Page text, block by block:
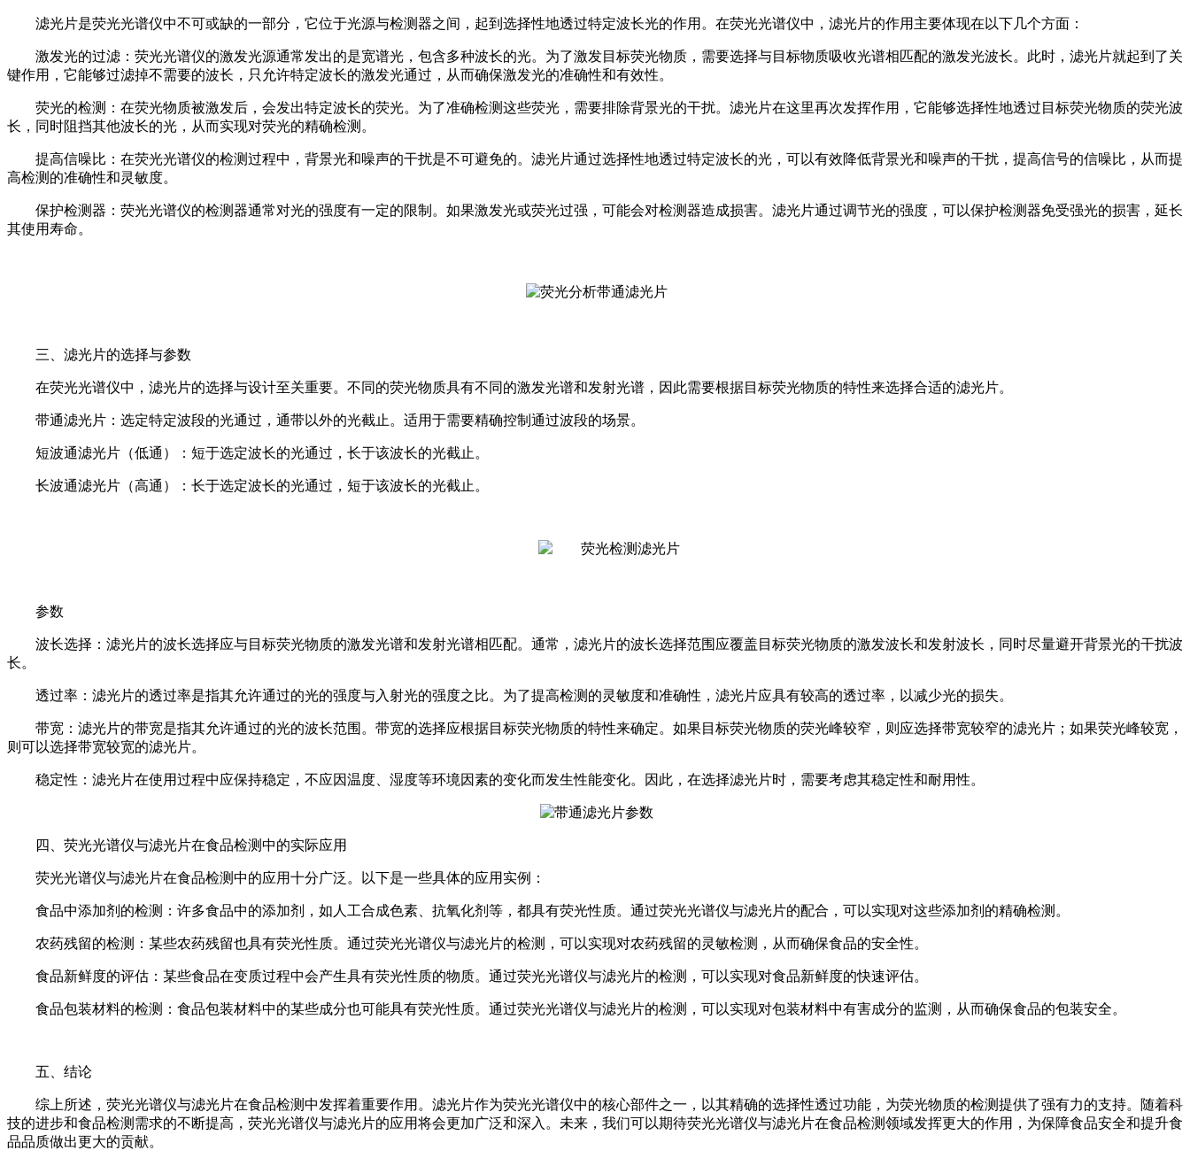
滤光片是荧光光谱仪中不可或缺的一部分，它位于光源与检测器之间，起到选择性地透过特定波长光的作用。在荧光光谱仪中，滤光片的作用主要体现在以下几个方面：
激发光的过滤：荧光光谱仪的激发光源通常发出的是宽谱光，包含多种波长的光。为了激发目标荧光物质，需要选择与目标物质吸收光谱相匹配的激发光波长。此时，滤光片就起到了关
键作用，它能够过滤掉不需要的波长，只允许特定波长的激发光通过，从而确保激发光的准确性和有效性。
荧光的检测：在荧光物质被激发后，会发出特定波长的荧光。为了准确检测这些荧光，需要排除背景光的干扰。滤光片在这里再次发挥作用，它能够选择性地透过目标荧光物质的荧光波
长，同时阻挡其他波长的光，从而实现对荧光的精确检测。
提高信噪比：在荧光光谱仪的检测过程中，背景光和噪声的干扰是不可避免的。滤光片通过选择性地透过特定波长的光，可以有效降低背景光和噪声的干扰，提高信号的信噪比，从而提
高检测的准确性和灵敏度。
保护检测器：荧光光谱仪的检测器通常对光的强度有一定的限制。如果激发光或荧光过强，可能会对检测器造成损害。滤光片通过调节光的强度，可以保护检测器免受强光的损害，延长
其使用寿命。
三、滤光片的选择与参数
在荧光光谱仪中，滤光片的选择与设计至关重要。不同的荧光物质具有不同的激发光谱和发射光谱，因此需要根据目标荧光物质的特性来选择合适的滤光片。
带通滤光片：选定特定波段的光通过，通带以外的光截止。适用于需要精确控制通过波段的场景。
短波通滤光片（低通）：短于选定波长的光通过，长于该波长的光截止。
长波通滤光片（高通）：长于选定波长的光通过，短于该波长的光截止。
参数
波长选择：滤光片的波长选择应与目标荧光物质的激发光谱和发射光谱相匹配。通常，滤光片的波长选择范围应覆盖目标荧光物质的激发波长和发射波长，同时尽量避开背景光的干扰波
长。
透过率：滤光片的透过率是指其允许通过的光的强度与入射光的强度之比。为了提高检测的灵敏度和准确性，滤光片应具有较高的透过率，以减少光的损失。
带宽：滤光片的带宽是指其允许通过的光的波长范围。带宽的选择应根据目标荧光物质的特性来确定。如果目标荧光物质的荧光峰较窄，则应选择带宽较窄的滤光片；如果荧光峰较宽，
则可以选择带宽较宽的滤光片。
稳定性：滤光片在使用过程中应保持稳定，不应因温度、湿度等环境因素的变化而发生性能变化。因此，在选择滤光片时，需要考虑其稳定性和耐用性。
四、荧光光谱仪与滤光片在食品检测中的实际应用
荧光光谱仪与滤光片在食品检测中的应用十分广泛。以下是一些具体的应用实例：
食品中添加剂的检测：许多食品中的添加剂，如人工合成色素、抗氧化剂等，都具有荧光性质。通过荧光光谱仪与滤光片的配合，可以实现对这些添加剂的精确检测。
农药残留的检测：某些农药残留也具有荧光性质。通过荧光光谱仪与滤光片的检测，可以实现对农药残留的灵敏检测，从而确保食品的安全性。
食品新鲜度的评估：某些食品在变质过程中会产生具有荧光性质的物质。通过荧光光谱仪与滤光片的检测，可以实现对食品新鲜度的快速评估。
食品包装材料的检测：食品包装材料中的某些成分也可能具有荧光性质。通过荧光光谱仪与滤光片的检测，可以实现对包装材料中有害成分的监测，从而确保食品的包装安全。
五、结论
综上所述，荧光光谱仪与滤光片在食品检测中发挥着重要作用。滤光片作为荧光光谱仪中的核心部件之一，以其精确的选择性透过功能，为荧光物质的检测提供了强有力的支持。随着科
技的进步和食品检测需求的不断提高，荧光光谱仪与滤光片的应用将会更加广泛和深入。未来，我们可以期待荧光光谱仪与滤光片在食品检测领域发挥更大的作用，为保障食品安全和提升食
品品质做出更大的贡献。